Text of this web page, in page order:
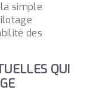
simple
des
QUI